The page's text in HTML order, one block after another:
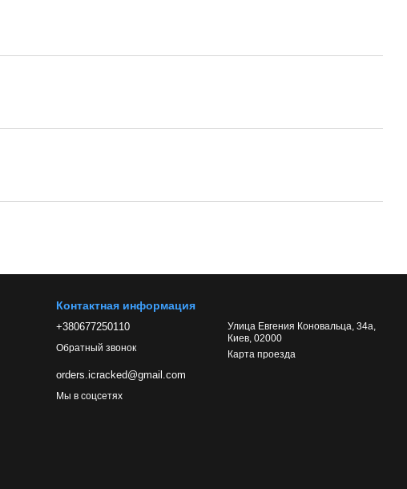
Контактная информация
+380677250110
Обратный звонок
orders.icracked@gmail.com
Улица Евгения Коновальца, 34а,
Киев, 02000
Карта проезда
Мы в соцсетях